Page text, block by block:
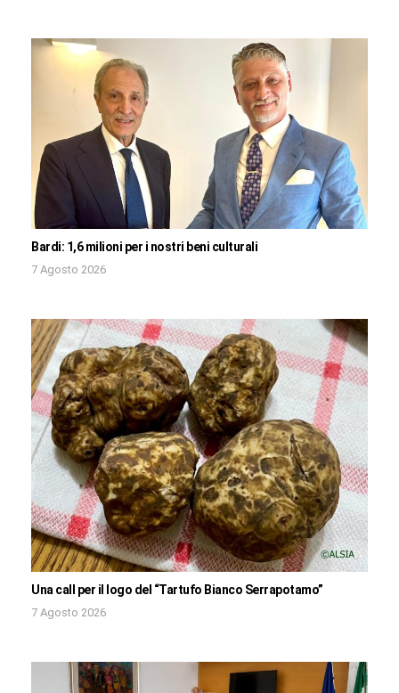
Bardi: 1,6 milioni per i nostri beni culturali
7 Agosto 2026
Una call per il logo del “Tartufo Bianco Serrapotamo”
7 Agosto 2026